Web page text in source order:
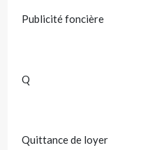
Publicité foncière
Q
Quittance de loyer